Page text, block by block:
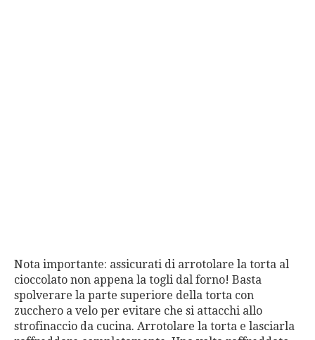
Nota importante: assicurati di arrotolare la torta al
cioccolato non appena la togli dal forno! Basta
spolverare la parte superiore della torta con
zucchero a velo per evitare che si attacchi allo
strofinaccio da cucina. Arrotolare la torta e lasciarla